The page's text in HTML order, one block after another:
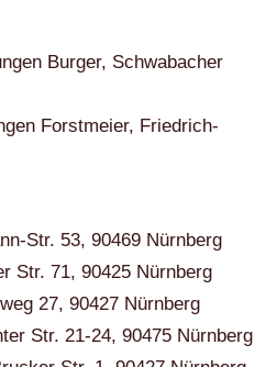
Burger, Schwabacher
Forstmeier, Friedrich-
Str. 53, 90469 Nürnberg
Str. 71, 90425 Nürnberg
27, 90427 Nürnberg
Str. 21-24, 90475 Nürnberg